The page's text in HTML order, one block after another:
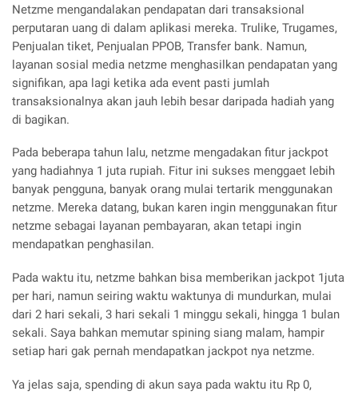
Netzme mengandalakan pendapatan dari transaksional
perputaran uang di dalam aplikasi mereka. Trulike, Trugames,
Penjualan tiket, Penjualan PPOB, Transfer bank. Namun,
layanan sosial media netzme menghasilkan pendapatan yang
signifikan, apa lagi ketika ada event pasti jumlah
transaksionalnya akan jauh lebih besar daripada hadiah yang
di bagikan.
Pada beberapa tahun lalu, netzme mengadakan fitur jackpot
yang hadiahnya 1 juta rupiah. Fitur ini sukses menggaet lebih
banyak pengguna, banyak orang mulai tertarik menggunakan
netzme. Mereka datang, bukan karen ingin menggunakan fitur
netzme sebagai layanan pembayaran, akan tetapi ingin
mendapatkan penghasilan.
Pada waktu itu, netzme bahkan bisa memberikan jackpot 1juta
per hari, namun seiring waktu waktunya di mundurkan, mulai
dari 2 hari sekali, 3 hari sekali 1 minggu sekali, hingga 1 bulan
sekali. Saya bahkan memutar spining siang malam, hampir
setiap hari gak pernah mendapatkan jackpot nya netzme.
Ya jelas saja, spending di akun saya pada waktu itu Rp 0,